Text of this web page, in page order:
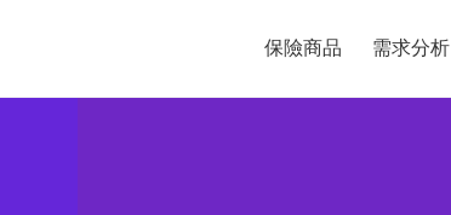
保險商品 需求分析